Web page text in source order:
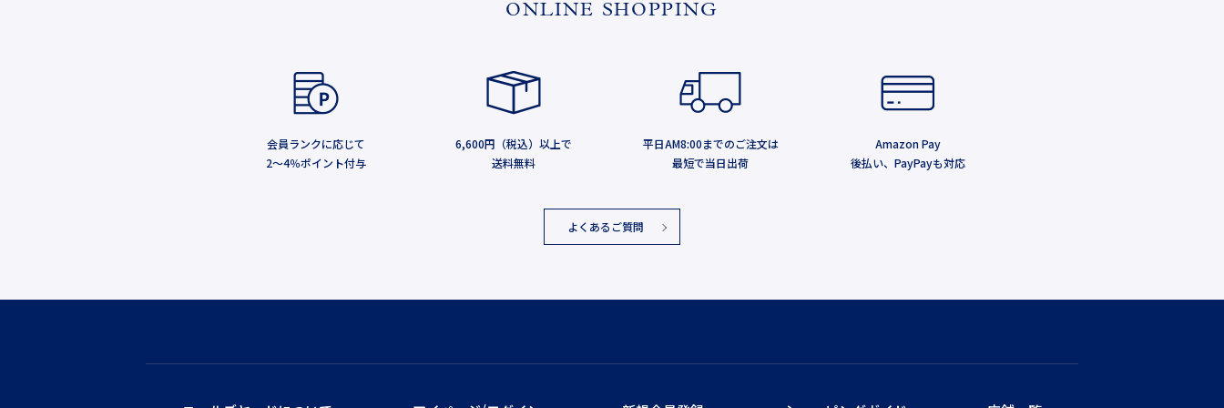
ONLINE SHOPPING
会員ランクに応じて
2～4％ポイント付与
6,600円（税込）以上で
送料無料
平日AM8:00までのご注文は
最短で当日出荷
Amazon Pay
後払い、PayPayも対応
よくあるご質問